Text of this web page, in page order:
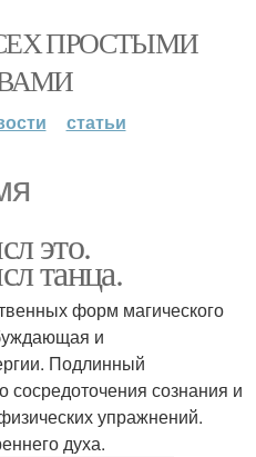
ПРОСТЫМИ
статьи
это.
танца.
форм магического
и
Подлинный
сознания и
упражнений.
духа.